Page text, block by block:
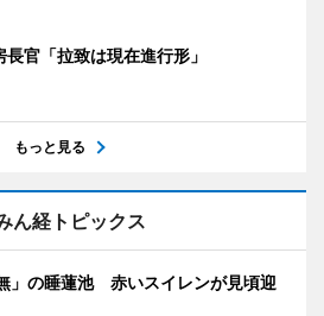
長官「拉致は現在進行形」
もっと見る
ん経トピックス
」の睡蓮池 赤いスイレンが見頃迎